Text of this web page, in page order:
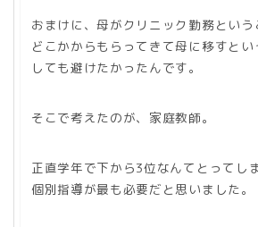
おまけに、母がクリニック勤務とい
どこかからもらってきて母に移すとい
しても避けたかったんです。
そこで考えたのが、家庭教師。
正直学年で下から3位なんてとってし
個別指導が最も必要だと思いました。